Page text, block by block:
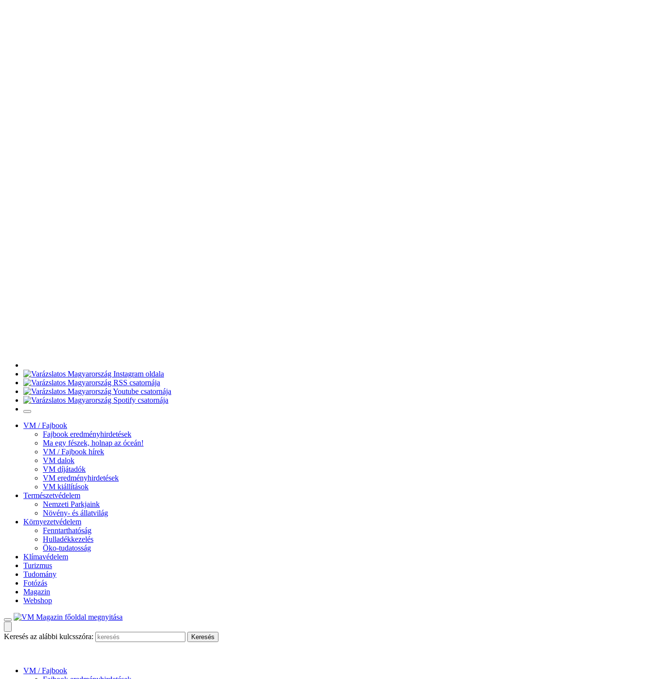
VM / Fajbook
Fajbook eredményhirdetések
Ma egy fészek, holnap az óceán!
VM / Fajbook hírek
VM dalok
VM díjátadók
VM eredményhirdetések
VM kiállítások
Természetvédelem
Nemzeti Parkjaink
Növény- és állatvilág
Környezetvédelem
Fenntarthatóság
Hulladékkezelés
Öko-tudatosság
Klímavédelem
Turizmus
Tudomány
Fotózás
Magazin
Webshop
Keresés az alábbi kulcsszóra:
VM / Fajbook